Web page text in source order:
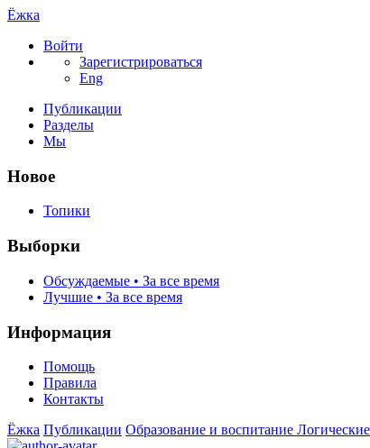
Ёжка
Войти
Зарегистрироваться
Eng
Публикации
Разделы
Мы
Новое
Топики
Выборки
Обсуждаемые • За все время
Лучшие • За все время
Информация
Помощь
Правила
Контакты
Ёжка Публикации Образование и воспитание